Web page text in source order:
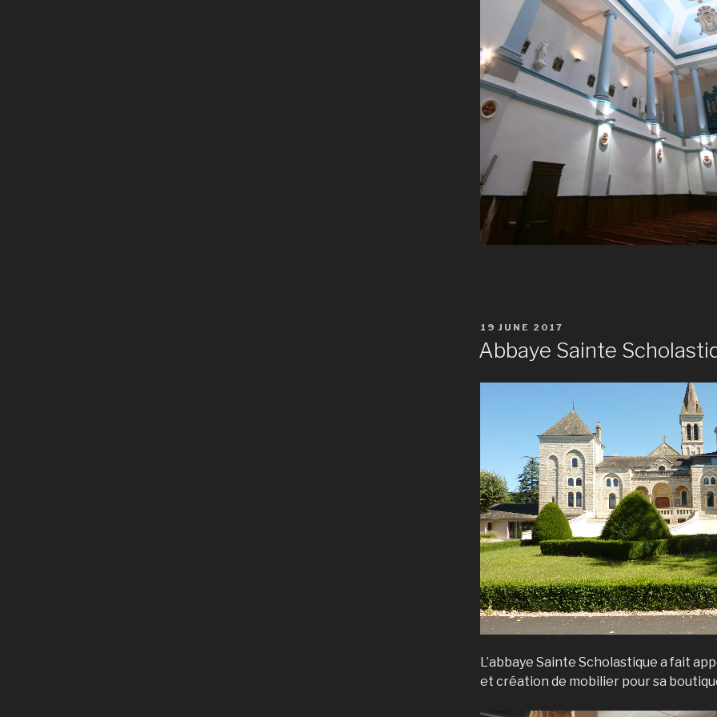
POSTED
ON
19 JUNE 2017
Abbaye Sainte
L’abbaye Sainte Scholastique a fait
et création de mobilier pour sa